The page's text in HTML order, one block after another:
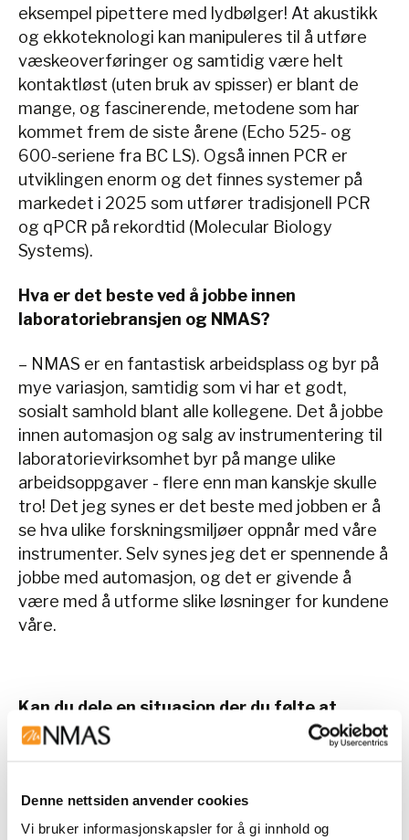
Denne nettsiden anvender cookies
Vi bruker informasjonskapsler for å gi innhold og
eksempel pipettere med lydbølger! At akustikk
og ekkoteknologi kan manipuleres til å utføre
væskeoverføringer og samtidig være helt
kontaktløst (uten bruk av spisser) er blant de
mange, og fascinerende, metodene som har
kommet frem de siste årene (Echo 525- og
600-seriene fra BC LS). Også innen PCR er
utviklingen enorm og det finnes systemer på
markedet i 2025 som utfører tradisjonell PCR
og qPCR på rekordtid (Molecular Biology
Systems).
Hva er det beste ved å jobbe innen
laboratoriebransjen og NMAS?
– NMAS er en fantastisk arbeidsplass og byr på
mye variasjon, samtidig som vi har et godt,
sosialt samhold blant alle kollegene. Det å jobbe
innen automasjon og salg av instrumentering til
laboratorievirksomhet byr på mange ulike
arbeidsoppgaver - flere enn man kanskje skulle
tro! Det jeg synes er det beste med jobben er å
se hva ulike forskningsmiljøer oppnår med våre
instrumenter. Selv synes jeg det er spennende å
jobbe med automasjon, og det er givende å
være med å utforme slike løsninger for kundene
våre.
Kan du dele en situasjon der du følte at
jobben din gjorde en forskjell?
pandemien, så var det stor samfunnsverdi i det
vi gjorde og oppnådde. Jeg jobbet på